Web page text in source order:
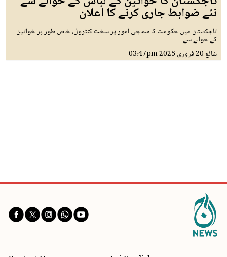
نئے ضوابط جاری کرنے کا اعلان
تاجکستان میں حکومت کا سماجی امور پر سخت کنٹرول، خاص طور پر خواتین
کے حوالے سے
شائع20 فروری 2025 03:47pm